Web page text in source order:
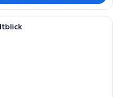
Ein mehrstöckiges Gebäude mit